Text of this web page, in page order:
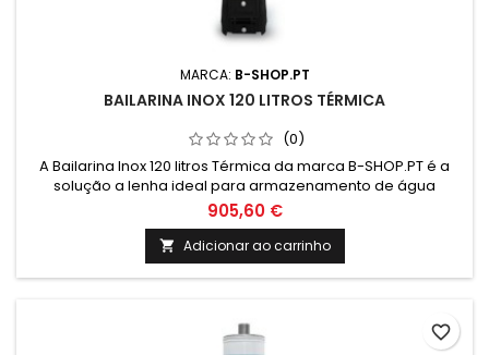
MARCA: B-SHOP.PT
BAILARINA INOX 120 LITROS TÉRMICA
(0)
A Bailarina Inox 120 litros Térmica da marca B-SHOP.PT é a
solução a lenha ideal para armazenamento de água
quente. Com design moderno e durável, garante eficiência
energética e conforto térmico para sua residência ou
negócio. Aproveite já!
905,60 €
 Adicionar ao carrinho
favorite_border